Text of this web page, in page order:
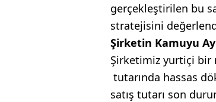
gerçekleştirilen bu
stratejisini
Şirketin Kamuyu
Şirketimiz yurtiçi bir
tutarında hassas
satış tutarı son